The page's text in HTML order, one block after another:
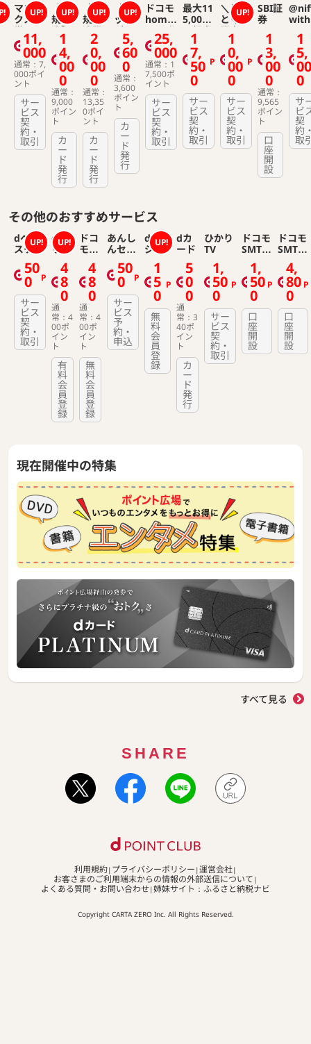
マネッ
クス証
券11,
000
通常：7,
000ポイ
ント
サー
ビス
契
約・
取引
UP!
【新
規申
込】d
カー
ド G
OLD
1
4,
00
0
通常：
9,000
ポイン
ト
カ
ー
ド
発
行
UP!
「新
規申
込限
定」d
カー
ド PL
ATIN
UM
（プ
ラチ
ナ）
2
0,
00
0
通常：
13,35
0ポイ
ント
カ
ー
ド
発
行
UP!
【ア
ップ
グレ
ード
申
込】d
カー
ド G
OLD
5,
60
0
通常：
3,600
ポイン
ト
カ
ー
ド
発
行
UP!
ドコモ
home
5G（公
式）25,
000
通常：1
7,500ポ
イント
サー
ビス
契
約・
取引
最大11
5,000
円相当
の特典
還元！
GMO
とくと
くBB×
ドコモ
光
1
7,
50
0
P
サー
ビス
契
約・
取引
＼とく
とくBB
限定！
／現金
5,000
円キャ
ッシュ
バッ
ク！
【ドコ
モでん
き】
1
0,
00
0
P
サー
ビス
契
約・
取引
UP!
SBI証
券
1
3,
00
0
通常：
9,565
ポイン
ト
口
座
開
設
with
ド
光1
5,
0
サ
ビ
契
約
取
その他のおすすめサービス
dヘル
スケア
50
0 P
サー
ビス
契
約・
取引
UP!
dバ
リュ
ーパ
ス4
8
0
通
常：4
00ポ
イン
ト
有
料
会
員
登
録
UP!
ドコ
モス
ポー
ツく
じ
4
8
0
通
常：4
00ポ
イン
ト
無
料
会
員
登
録
あんし
んセキ
ュリテ
ィ 50
0 P
サー
ビス
予
約・
申込
dマガ
ジン
1
5
0
P
無
料
会
員
登
録
UP!
dカ
ード
5
0
0
通
常：3
40ポ
イン
ト
カ
ー
ド
発
行
ひかり
TV
1,
50
0
P
サー
ビス
契
約・
取引
ドコモ
SMTB
ネット
銀行
個人口
座開設
1,
50
0
P
口
座
開
設
ドコモ
SMTB
ネット
銀行
法人口
座開設
4,
80
0
P
口
座
開
設
現在開催中の特集
すべて見る
SHARE
利用規約 プライバシーポリシー 運営会社
お客さまのご利用端末からの情報の外部送信について
よくある質問・お問い合わせ 姉妹サイト：ふるさと納税ナビ
Copyright CARTA ZERO Inc. All Rights Reserved.